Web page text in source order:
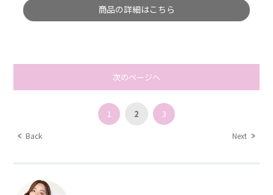
商品の詳細はこちら
次のページへ
Back
1 2 3
Next